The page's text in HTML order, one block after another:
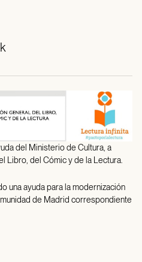
del Ministerio de Cultura, a
Libro, del Cómic y de la Lectura.
una ayuda para la modernización
de Madrid correspondiente